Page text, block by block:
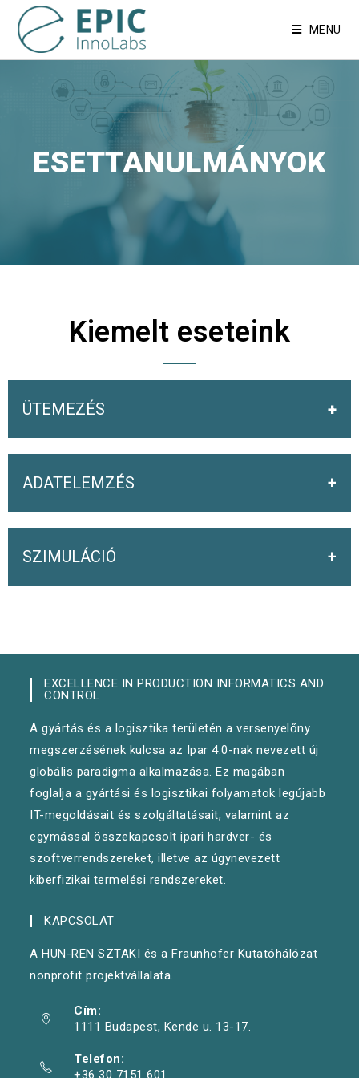
MENU
ESETTANULMÁNYOK
Kiemelt eseteink
ÜTEMEZÉS
Hogyan javítható a kimenet
Fejlett tervezési és ütemezési rendszer
bevezetése
TOVÁBB
ADATELEMZÉS
Késleltetés okainak felderítéseadatelemzéssel
Tool failure detection with convolutional neural
network
SZIMULÁCIÓ
Hogyan érhető el 99%-os
Hol vannak a szűk keresztmetszetek?
Gyártás tervezés hatékonyabban
TOVÁBB
EXCELLENCE IN PRODUCTION INFORMATICS AND
CONTROL
A gyártás és a logisztika területén a versenyelőny
megszerzésének kulcsa az Ipar 4.0-nak nevezett új
globális paradigma alkalmazása. Ez magában
foglalja a gyártási és logisztikai folyamatok legújabb
IT-megoldásait és szolgáltatásait, valamint az
egymással összekapcsolt ipari hardver- és
szoftverrendszereket, illetve az úgynevezett
kiberfizikai termelési rendszereket.
KAPCSOLAT
A HUN-REN SZTAKI és a Fraunhofer Kutatóhálózat
nonprofit projektvállalata.
Cím:
1111 Budapest, Kende u. 13-17.
Telefon:
+36 30 7151 601